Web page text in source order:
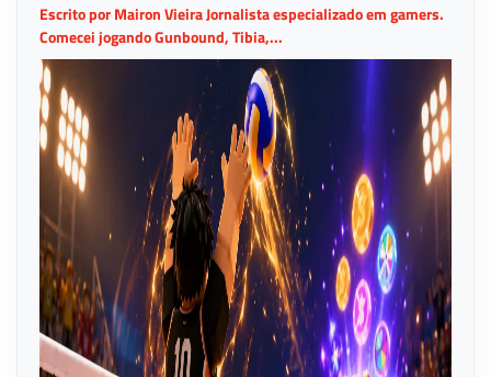
Escrito por Mairon Vieira Jornalista especializado em gamers.
Comecei jogando Gunbound, Tibia,...